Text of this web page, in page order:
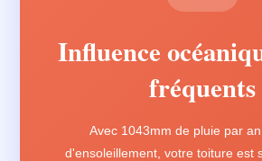
Influence
fréquents
Avec 1043mm de pluie par
d'ensoleillement, votre toiture est